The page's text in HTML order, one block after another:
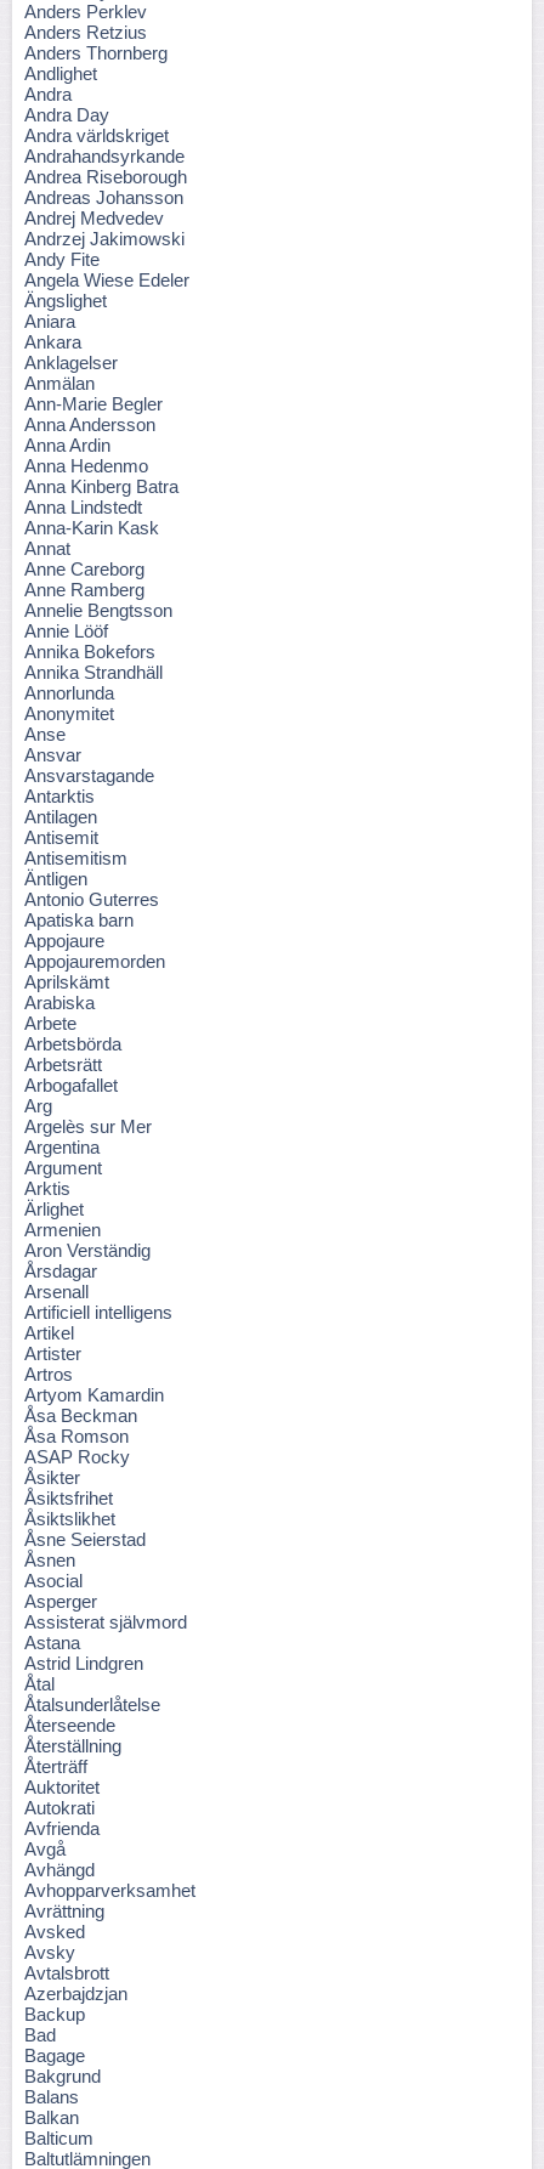
Anders Perklev
Anders Retzius
Anders Thornberg
Andlighet
Andra
Andra Day
Andra världskriget
Andrahandsyrkande
Andrea Riseborough
Andreas Johansson
Andrej Medvedev
Andrzej Jakimowski
Andy Fite
Angela Wiese Edeler
Ängslighet
Aniara
Ankara
Anklagelser
Anmälan
Ann-Marie Begler
Anna Andersson
Anna Ardin
Anna Hedenmo
Anna Kinberg Batra
Anna Lindstedt
Anna-Karin Kask
Annat
Anne Careborg
Anne Ramberg
Annelie Bengtsson
Annie Lööf
Annika Bokefors
Annika Strandhäll
Annorlunda
Anonymitet
Anse
Ansvar
Ansvarstagande
Antarktis
Antilagen
Antisemit
Antisemitism
Äntligen
Antonio Guterres
Apatiska barn
Appojaure
Appojauremorden
Aprilskämt
Arabiska
Arbete
Arbetsbörda
Arbetsrätt
Arbogafallet
Arg
Argelès sur Mer
Argentina
Argument
Arktis
Ärlighet
Armenien
Aron Verständig
Årsdagar
Arsenall
Artificiell intelligens
Artikel
Artister
Artros
Artyom Kamardin
Åsa Beckman
Åsa Romson
ASAP Rocky
Åsikter
Åsiktsfrihet
Åsiktslikhet
Åsne Seierstad
Åsnen
Asocial
Asperger
Assisterat självmord
Astana
Astrid Lindgren
Åtal
Åtalsunderlåtelse
Återseende
Återställning
Återträff
Auktoritet
Autokrati
Avfrienda
Avgå
Avhängd
Avhopparverksamhet
Avrättning
Avsked
Avsky
Avtalsbrott
Azerbajdzjan
Backup
Bad
Bagage
Bakgrund
Balans
Balkan
Balticum
Baltutlämningen